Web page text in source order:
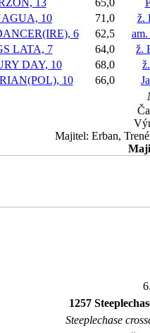
13 65,0
10 71,0
ž.
6 62,5
LATA, 7 64,0
ž.
DAY, 10 68,0
10 66,0
Majitel: Erban,
1257
Steeplechase